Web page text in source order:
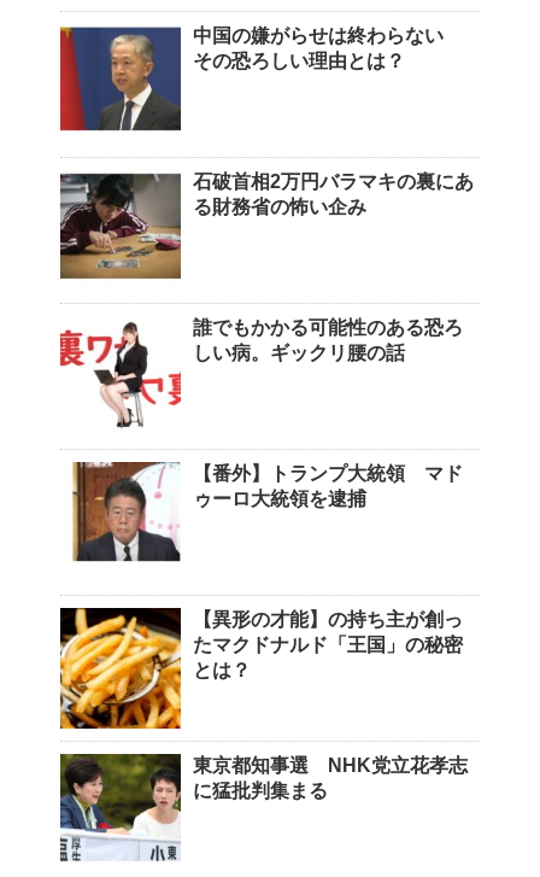
中国の嫌がらせは終わらない
その恐ろしい理由とは？
石破首相2万円バラマキの裏にあ
る財務省の怖い企み
誰でもかかる可能性のある恐ろ
しい病。ギックリ腰の話
【番外】トランプ大統領 マド
ゥーロ大統領を逮捕
【異形の才能】の持ち主が創っ
たマクドナルド「王国」の秘密
とは？
東京都知事選 NHK党立花孝志
に猛批判集まる